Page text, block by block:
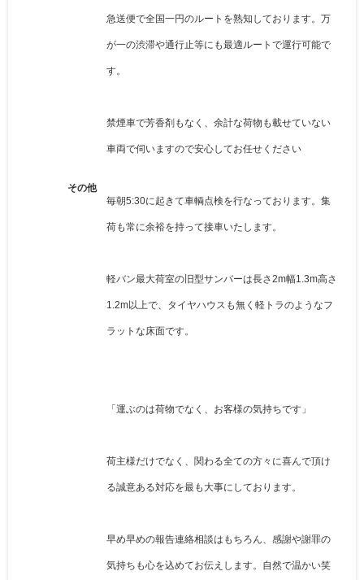
その他
急送便で全国一円のルートを熟知しております。万
が一の渋滞や通行止等にも最適ルートで運行可能で
す。
禁煙車で芳香剤もなく、余計な荷物も載せていない
車両で伺いますので安心してお任せください
毎朝5:30に起きて車輌点検を行なっております。集
荷も常に余裕を持って接車いたします。
軽バン最大荷室の旧型サンバーは長さ2m幅1.3m高さ
1.2m以上で、タイヤハウスも無く軽トラのようなフ
ラットな床面です。
「運ぶのは荷物でなく、お客様の気持ちです」
荷主様だけでなく、関わる全ての方々に喜んで頂け
る誠意ある対応を最も大事にしております。
早め早めの報告連絡相談はもちろん、感謝や謝罪の
気持ちも心を込めてお伝えします。自然で温かい笑